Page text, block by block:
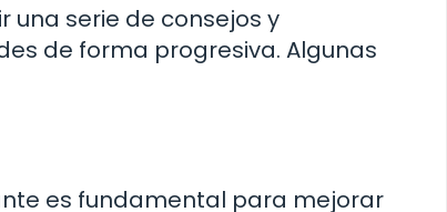
una serie de consejos y
de forma progresiva. Algunas
es fundamental para mejorar